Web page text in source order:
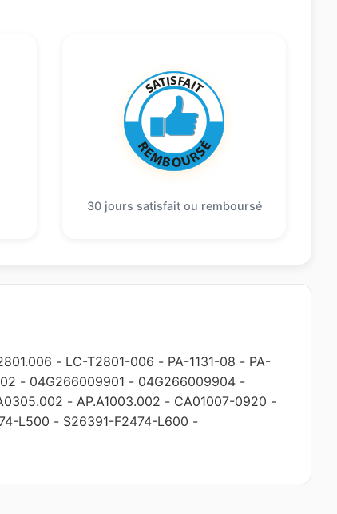
30 jours satisfait ou remboursé
- LC-T2801-006 - PA-1131-08 - PA-
- 04G266009901 - 04G266009904 -
- AP.A1003.002 - CA01007-0920 -
L500 - S26391-F2474-L600 -